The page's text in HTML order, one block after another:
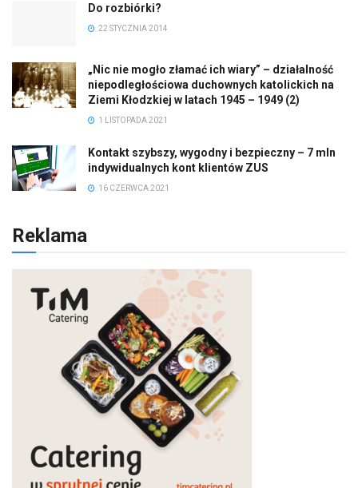
Do rozbiórki?
22 STYCZNIA 2014
„Nic nie mogło złamać ich wiary” – działalność
niepodległościowa duchownych katolickich na
Ziemi Kłodzkiej w latach 1945 – 1949 (2)
1 LISTOPADA 2021
Kontakt szybszy, wygodny i bezpieczny – 7 mln
indywidualnych kont klientów ZUS
16 CZERWCA 2021
Reklama